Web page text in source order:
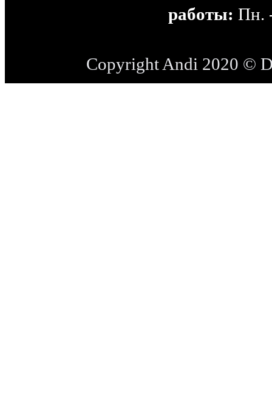
работы: Пн.
Copyright Andi 2020 ©